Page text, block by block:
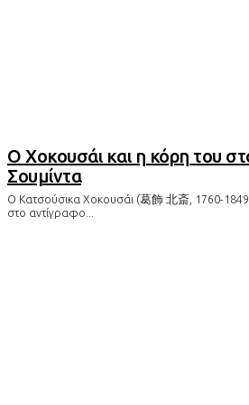
Ο Χοκουσάι και η κόρη του
Σουμίντα
Ο Κατσούσικα Χοκουσάι (葛飾 北斎, 1760-
στο αντίγραφο...